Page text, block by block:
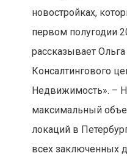
новостройках,
первом полугодии
рассказывает
Консалтингового
Недвижимость». –
максимальный
локаций в
всех заключенных